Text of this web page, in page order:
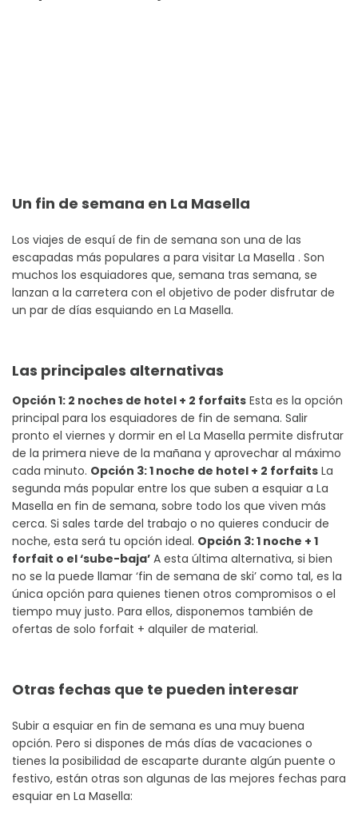
Un fin de semana en La Masella
Los viajes de esquí de fin de semana son una de las
escapadas más populares a para visitar La Masella . Son
muchos los esquiadores que, semana tras semana, se
lanzan a la carretera con el objetivo de poder disfrutar de
un par de días esquiando en La Masella.
Las principales alternativas
Opción 1: 2 noches de hotel + 2 forfaits Esta es la opción
principal para los esquiadores de fin de semana. Salir
pronto el viernes y dormir en el La Masella permite disfrutar
de la primera nieve de la mañana y aprovechar al máximo
cada minuto. Opción 3: 1 noche de hotel + 2 forfaits La
segunda más popular entre los que suben a esquiar a La
Masella en fin de semana, sobre todo los que viven más
cerca. Si sales tarde del trabajo o no quieres conducir de
noche, esta será tu opción ideal. Opción 3: 1 noche + 1
forfait o el ‘sube-baja’ A esta última alternativa, si bien
no se la puede llamar ‘fin de semana de ski’ como tal, es la
única opción para quienes tienen otros compromisos o el
tiempo muy justo. Para ellos, disponemos también de
ofertas de solo forfait + alquiler de material.
Otras fechas que te pueden interesar
Subir a esquiar en fin de semana es una muy buena
opción. Pero si dispones de más días de vacaciones o
tienes la posibilidad de escaparte durante algún puente o
festivo, están otras son algunas de las mejores fechas para
esquiar en La Masella: